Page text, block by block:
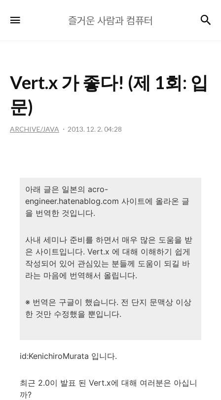
거
과
컴
터
즐거운 사람과 컴퓨터
Vert.x 가 좋다! (제 1회: 입
문)
ARCHIVE/JAVA 2013. 12. 2. 04:28
아래 글은 일본의 acro-
engineer.hatenablog.com 사이트에 올라온 글
을 번역한 것입니다.
사내 세미나 준비를 하면서 매우 많은 도움을 받
은 사이트입니다. Vert.x 에 대해 이해하기 쉽게
작성되어 있어 관심있는 분들께 도움이 되길 바
라는 마음에 번역해서 올립니다.
※ 번역은 구글이 했습니다. 전 단지 문맥상 이상
한 것만 수정했을 뿐입니다.
id:KenichiroMurata 입니다.
최근 2.0이 발표 된 Vert.x에 대해 여러분은 아십니
까?